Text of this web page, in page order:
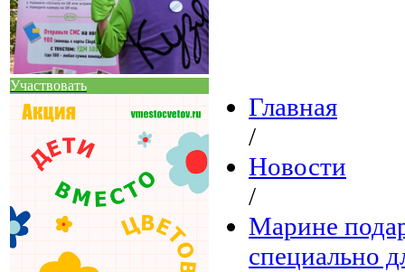
Участвовать
Главная
/
Новости
/
Марине
специально